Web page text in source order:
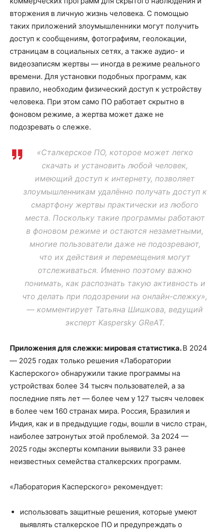
вторжения в личную жизнь человека. С помощью
таких приложений злоумышленники могут получить
доступ к сообщениям, фотографиям, геолокации,
страницам в социальных сетях, а также аудио- и
видеозаписям жертвы — иногда в режиме реального
времени. Для установки подобных программ, как
правило, необходим физический доступ к устройству
человека. При этом само ПО работает скрытно в
фоновом режиме, а жертва может даже не
подозревать о слежке.
«Сталкерское ПО, которое может легко
скачать и установить любой человек,
имеющий доступ к интернету, позволяет
злоумышленникам удалённо получать доступ к
смартфону жертвы практически из любого
места. Поскольку такие программы работают
в фоновом режиме и остаются незаметными,
многие пользователи даже не подозревают,
что их действия и перемещения могут
отслеживаться. Именно поэтому важно
понимать, как распознать такую активность и
что делать при подозрении на онлайн-слежку»,
— комментирует Татьяна Шишкова, ведущий
эксперт Kaspersky GReAT.
Приложения для слежки: мировая статистика.В 2024
— 2025 годах только решения «Лаборатории
Касперского» обнаружили такие программы на
устройствах более 34 тысяч пользователей, а за
последние пять лет — более чем у 127 тысяч человек
в более чем 160 странах мира. Россия, Бразилия и
Индия, как и в предыдущие годы, вошли в число стран,
наиболее затронутых этой проблемой. За 2024 —
2025 годы эксперты компании выявили 33 ранее
неизвестных семейства сталкерских программ.
«Лаборатория Касперского» рекомендует:
использовать защитные решения, которые умеют
выявлять сталкерское ПО и предупреждать о